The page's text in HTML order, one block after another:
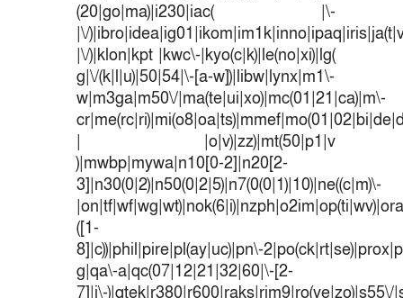
(20|go|ma)|i230|iac( |\-
|\/
|\/)|klon|kpt |kwc\-|kyo(c|k)|le(no|xi)|lg(
g|\/(k|l|u)|50|54|\-[a-w])|libw|lynx|m1\-
w|m3ga|m50\/|ma(te|ui|xo)|mc(01|21|ca)|m\-
| |o|v)|zz)|mt(50|p1|v
)|mwbp|mywa|n10[0-2]|n20[2-
3]|n30(0|2)|n50(0|2|5)|n7(0(0|1)|10)|ne((c|m)\-
([1-
8]|c))|phil|pire|pl(ay|uc)|pn\-
g|qa\-a|qc(07|12|21|32|60|\-[2-
7]|i\-)|qtek|r380|r600|raks|rim9|ro(ve|zo)|s55\/